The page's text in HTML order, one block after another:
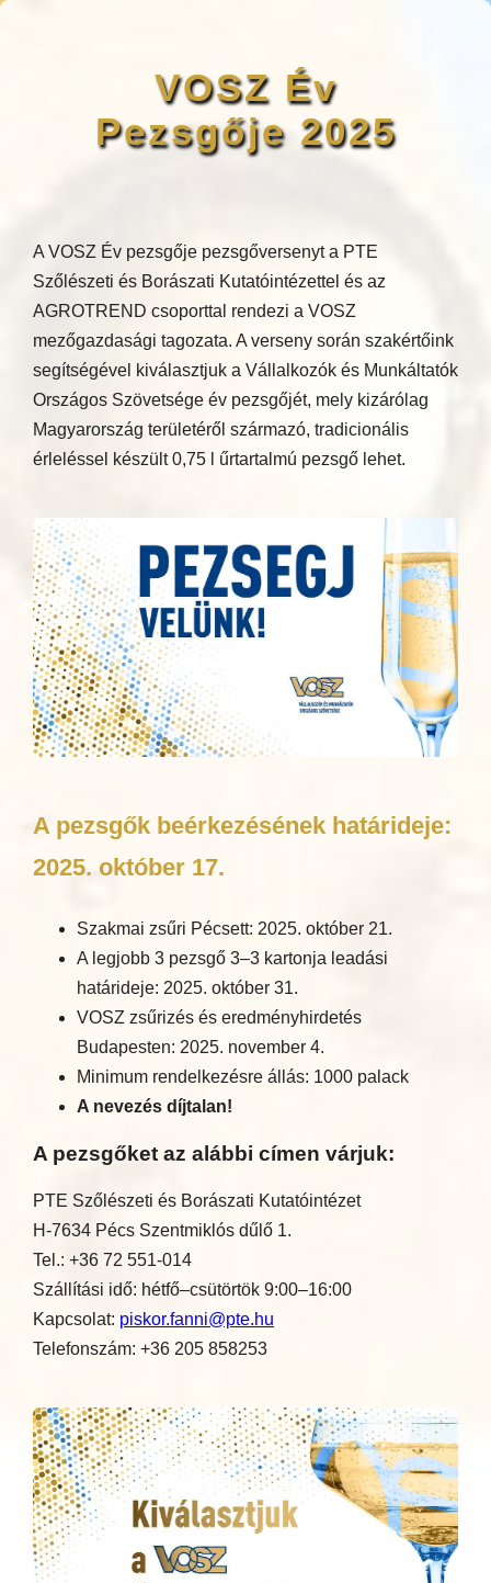
VOSZ Év
Pezsgője 2025
A VOSZ Év pezsgője pezsgőversenyt a PTE
Szőlészeti és Borászati Kutatóintézettel és az
AGROTREND csoporttal rendezi a VOSZ
mezőgazdasági tagozata. A verseny során szakértőink
segítségével kiválasztjuk a Vállalkozók és Munkáltatók
Országos Szövetsége év pezsgőjét, mely kizárólag
Magyarország területéről származó, tradicionális
érleléssel készült 0,75 l űrtartalmú pezsgő lehet.
A pezsgők beérkezésének határideje:
2025. október 17.
Szakmai zsűri Pécsett: 2025. október 21.
A legjobb 3 pezsgő 3–3 kartonja leadási
határideje: 2025. október 31.
VOSZ zsűrizés és eredményhirdetés
Budapesten: 2025. november 4.
Minimum rendelkezésre állás: 1000 palack
A nevezés díjtalan!
A pezsgőket az alábbi címen várjuk:
PTE Szőlészeti és Borászati Kutatóintézet
H-7634 Pécs Szentmiklós dűlő 1.
Tel.: +36 72 551-014
Szállítási idő: hétfő–csütörtök 9:00–16:00
Kapcsolat: piskor.fanni@pte.hu
Telefonszám: +36 205 858253